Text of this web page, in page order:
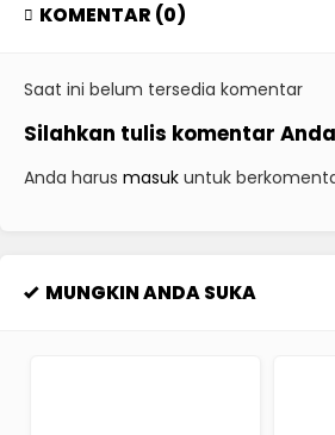
KOMENTAR (0)
Saat ini belum tersedia komentar
Silahkan tulis komentar Anda
Anda harus masuk untuk
MUNGKIN ANDA SUKA